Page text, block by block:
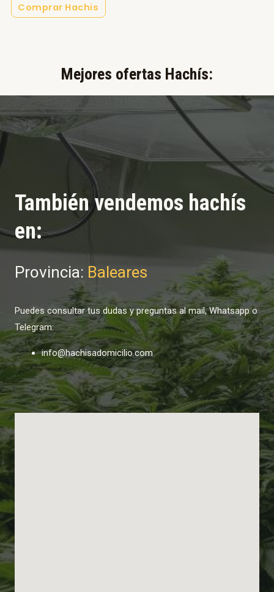
Comprar Hachis
Mejores ofertas Hachís:​
También vendemos hachís
en:
Provincia: Baleares
Puedes consultar tus dudas y preguntas al mail, Whatsapp o
Telegram:
info@hachisadomicilio.com